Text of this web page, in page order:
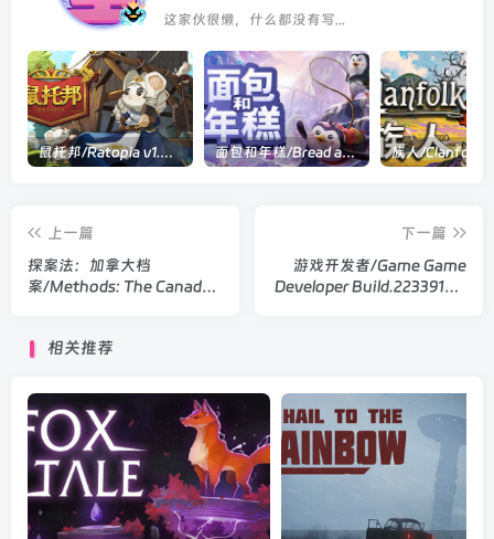
这家伙很懒，什么都没有写...
鼠托邦/Ratopia v1.0.0530|策略模拟|容量2.9GB|官方中文版 面包和年糕/Bread and Fred Build.21411256|动作冒险|容量1.1GB|官方中文版
上一篇
探案法：加拿大档
案/Methods: The Canada
下一篇
游戏开发者/Game Game
Developer Build.22339133|
相关推荐